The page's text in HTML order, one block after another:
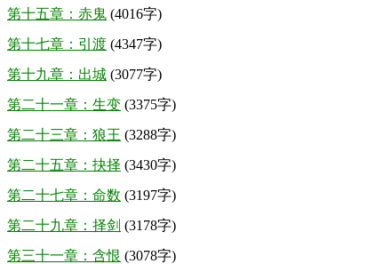
第十五章：赤鬼 (4016字)
第十七章：引渡 (4347字)
第十九章：出城 (3077字)
第二十一章：生变 (3375字)
第二十三章：狼王 (3288字)
第二十五章：抉择 (3430字)
第二十七章：命数 (3197字)
第二十九章：择剑 (3178字)
第三十一章：含恨 (3078字)